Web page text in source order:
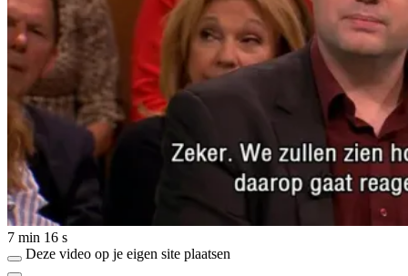
7 min 16 s
Deze video op je eigen site plaatsen